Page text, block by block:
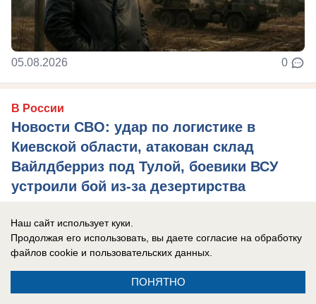
05.08.2026 0
В России
Новости СВО: удар по логистике в
Киевской области, атакован склад
Вайлдберриз под Тулой, боевики ВСУ
устроили бой из-за дезертирства
года.
Наш сайт использует куки.
Продолжая его использовать, вы даете согласие на обработку
файлов cookie и пользовательских данных.
ПОНЯТНО